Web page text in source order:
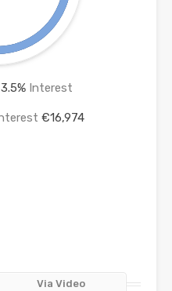
3.5% Interest
€16,974
Via Video